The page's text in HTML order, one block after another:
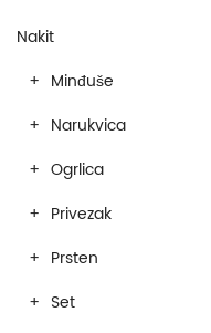
Nakit
Minđuše
Narukvica
Ogrlica
Privezak
Prsten
Set